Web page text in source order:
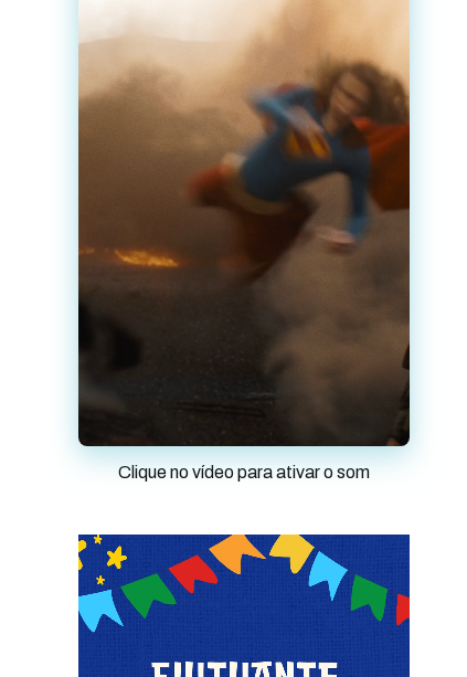
Clique no vídeo para ativar o som